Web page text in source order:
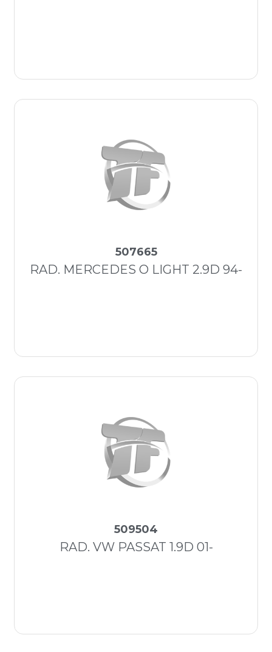
507665
RAD. MERCEDES O LIGHT 2.9D 94-
509504
RAD. VW PASSAT 1.9D 01-